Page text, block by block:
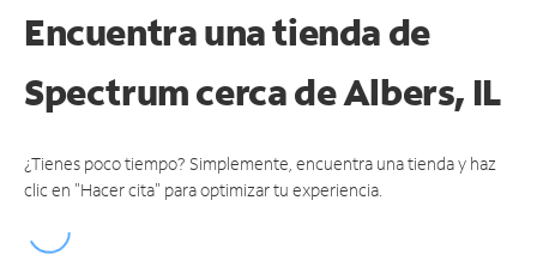
Encuentra una tienda de
Spectrumcerca de Albers, IL
¿Tienes poco tiempo? Simplemente, encuentra una tienda y haz
clic en "Hacer cita" para optimizar tu experiencia.